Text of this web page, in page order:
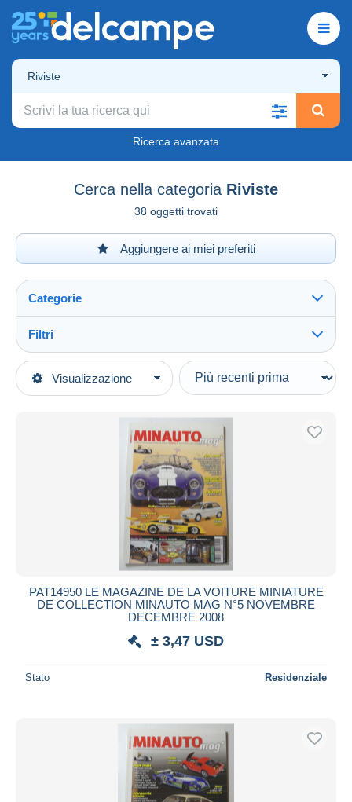
Riviste
Ricerca avanzata
Cerca nella categoria Riviste
38 oggetti trovati
Aggiungere ai miei preferiti
Visualizzazione
Categorie
Categorie principali
Filtri
Tipo di vendita
In corso
Prezzo fisso
Asta con offerte
Aste senza offerte
Chiude fra
Dalle USD
Metodi di pagamento
Bonifico bancario
PAT14950 LE MAGAZINE DE LA VOITURE MINIATURE
DE COLLECTION MINAUTO MAG N°5 NOVEMBRE
DECEMBRE 2008
± 3,47 USD
Stato Residenziale